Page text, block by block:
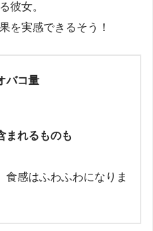
彼女。
を実感できるそう！
バコ量
まれるものも
食感はふわふわになりま